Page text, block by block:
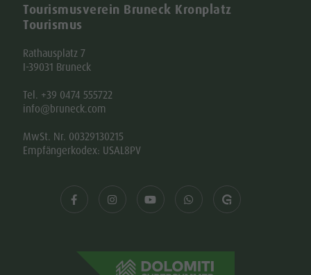
Tourismusverein Bruneck Kronplatz
Tourismus
Rathausplatz 7
I-39031 Bruneck
Tel. +39 0474 555722
info@bruneck.com
MwSt. Nr. 00329130215
Empfängerkodex: USAL8PV